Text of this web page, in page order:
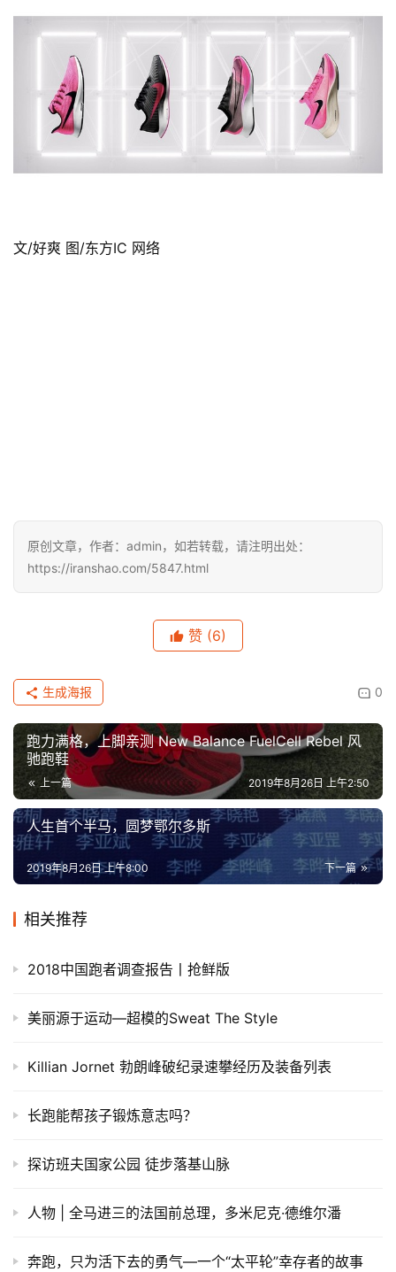
文/好爽 图/东方IC 网络
原创文章，作者：admin，如若转载，请注明出处：
https://iranshao.com/5847.html
赞 (6)
0
生成海报
跑力满格，上脚亲测 New Balance FuelCell Rebel 风
驰跑鞋
上一篇 2019年8月26日 上午2:50
人生首个半马，圆梦鄂尔多斯
下一篇
2019年8月26日 上午8:00
相关推荐
2018中国跑者调查报告丨抢鲜版
美丽源于运动—超模的Sweat The Style
Killian Jornet 勃朗峰破纪录速攀经历及装备列表
长跑能帮孩子锻炼意志吗？
探访班夫国家公园 徒步落基山脉
人物 | 全马进三的法国前总理，多米尼克·德维尔潘
​奔跑，只为活下去的勇气—一个“太平轮”幸存者的故事